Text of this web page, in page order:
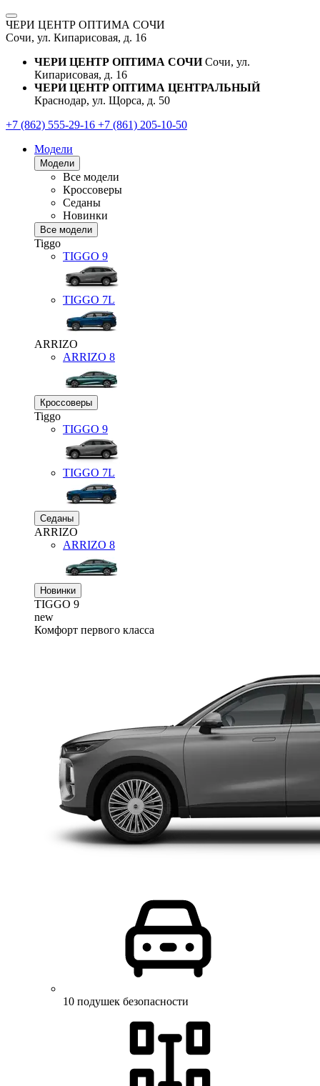
ЧЕРИ ЦЕНТР ОПТИМА СОЧИ
Сочи, ул. Кипарисовая, д. 16
ЧЕРИ ЦЕНТР ОПТИМА СОЧИ Сочи, ул.
Кипарисовая, д. 16
ЧЕРИ ЦЕНТР ОПТИМА ЦЕНТРАЛЬНЫЙ
Краснодар, ул. Щорса, д. 50
+7 (862) 555-29-16 +7 (861) 205-10-50
Модели
Модели
Все модели
Кроссоверы
Седаны
Новинки
Все модели
Tiggo
TIGGO 9
TIGGO 7L
ARRIZO
ARRIZO 8
Кроссоверы
Tiggo
TIGGO 9
TIGGO 7L
Седаны
ARRIZO
ARRIZO 8
Новинки
TIGGO 9
new
Комфорт первого класса
10 подушек безопасности